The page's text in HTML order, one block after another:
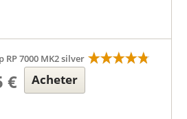
RP 7000 MK2 silver
€ Acheter